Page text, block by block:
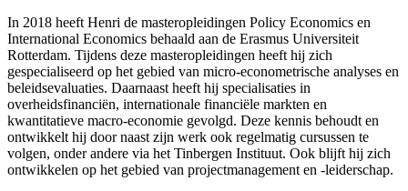
In 2018 heeft Henri de masteropleidingen Policy Economics en
International Economics behaald aan de Erasmus Universiteit
Rotterdam. Tijdens deze masteropleidingen heeft hij zich
gespecialiseerd op het gebied van micro-econometrische analyses en
beleidsevaluaties. Daarnaast heeft hij specialisaties in
overheidsfinanciën, internationale financiële markten en
kwantitatieve macro-economie gevolgd. Deze kennis behoudt en
ontwikkelt hij door naast zijn werk ook regelmatig cursussen te
volgen, onder andere via het Tinbergen Instituut. Ook blijft hij zich
ontwikkelen op het gebied van projectmanagement en -leiderschap.